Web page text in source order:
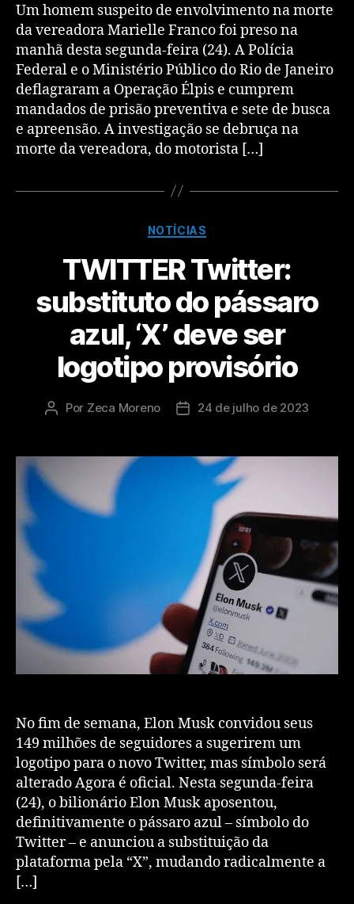
Um homem suspeito de envolvimento na morte
da vereadora Marielle Franco foi preso na
manhã desta segunda-feira (24). A Polícia
Federal e o Ministério Público do Rio de Janeiro
deflagraram a Operação Élpis e cumprem
mandados de prisão preventiva e sete de busca
e apreensão. A investigação se debruça na
morte da vereadora, do motorista […]
NOTÍCIAS
TWITTER Twitter:
substituto do pássaro
azul, ‘X’ deve ser
logotipo provisório
Por Zeca Moreno 24 de julho de 2023
No fim de semana, Elon Musk convidou seus
149 milhões de seguidores a sugerirem um
logotipo para o novo Twitter, mas símbolo será
alterado Agora é oficial. Nesta segunda-feira
(24), o bilionário Elon Musk aposentou,
definitivamente o pássaro azul – símbolo do
Twitter – e anunciou a substituição da
plataforma pela “X”, mudando radicalmente a
[…]